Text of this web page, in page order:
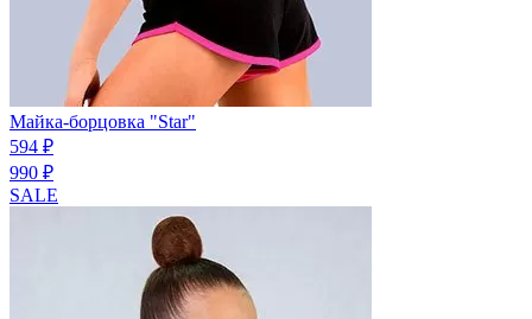
Майка-борцовка "Star"
594 ₽
990 ₽
SALE